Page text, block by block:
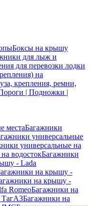
Боксы на крышу
для лыж и
для перевозки лодки
на
крепления, ремни,
| Подножки |
местаБагажники
универсальные
универсальные на
водостокБагажники
- Lada
на крышу -
на крышу -
RomeoБагажники на
ТагАЗБагажники на